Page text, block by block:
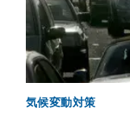
気候変動対策